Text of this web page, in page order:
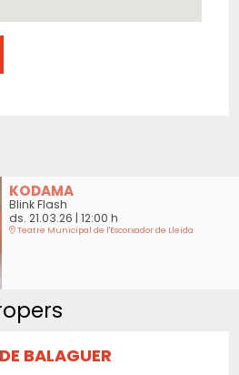
KODAMA
Blink Flash
ds. 21.03.26 | 12:00 h
Teatre Municipal de l'Escorxador de Lleida
BALAGUER